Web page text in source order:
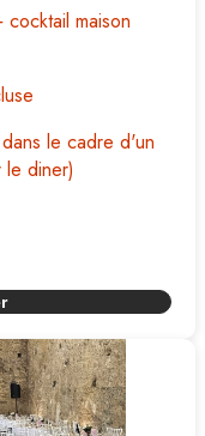
maison
le cadre d'un
diner)